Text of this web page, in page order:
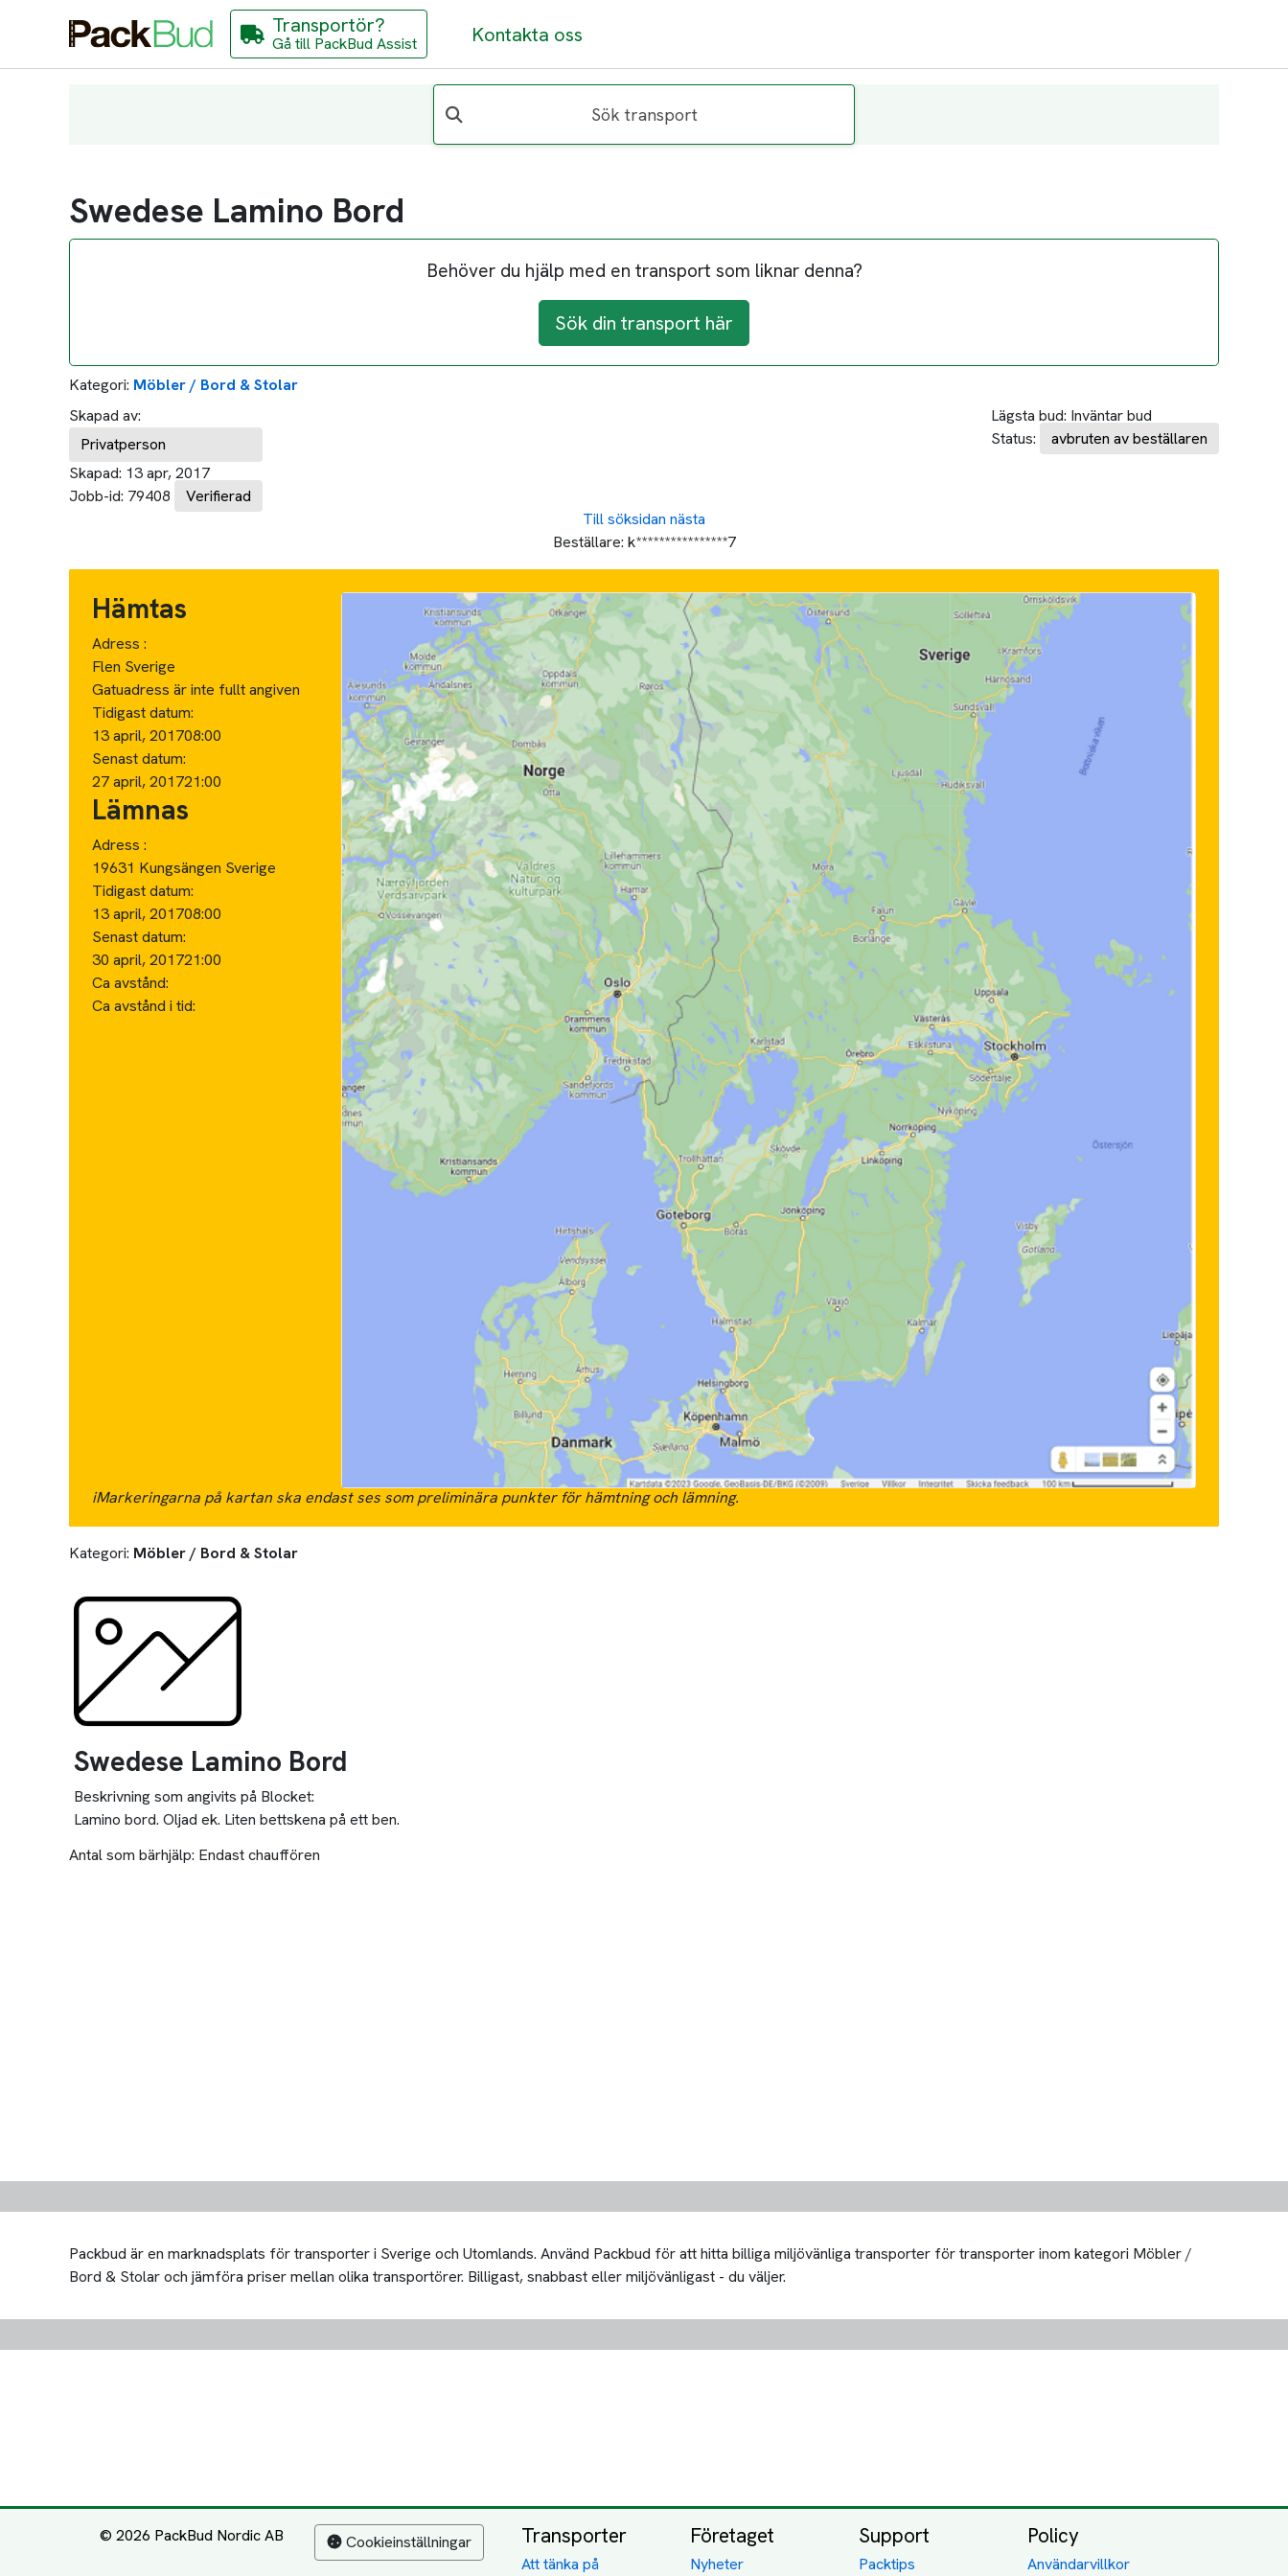
Transportör?
Gå till PackBud Assist Kontakta oss
Sök transport
Swedese Lamino Bord
Behöver du hjälp med en transport som liknar denna?
Sök din transport här
Kategori: Möbler / Bord & Stolar
Skapad av:
Privatperson
Skapad: 13 apr, 2017
Jobb-id: 79408 Verifierad
Lägsta bud: Inväntar bud
Status:
avbruten av beställaren
Till söksidan nästa
Beställare: k****************7
Hämtas
Adress :
Flen Sverige
Gatuadress är inte fullt angiven
Tidigast datum:
13 april, 201708:00
Senast datum:
27 april, 201721:00
Lämnas
Adress :
19631 Kungsängen Sverige
Tidigast datum:
13 april, 201708:00
Senast datum:
30 april, 201721:00
Ca avstånd:
Ca avstånd i tid:
iMarkeringarna på kartan ska endast ses som preliminära punkter för hämtning och lämning.
Kategori: Möbler / Bord & Stolar
Swedese Lamino Bord
Beskrivning som angivits på Blocket:
Lamino bord. Oljad ek. Liten bettskena på ett ben.
Antal som bärhjälp: Endast chauffören
Packbud är en marknadsplats för transporter i Sverige och Utomlands. Använd Packbud för att hitta billiga miljövänliga transporter för transporter inom kategori Möbler /
Bord & Stolar och jämföra priser mellan olika transportörer. Billigast, snabbast eller miljövänligast - du väljer.
© 2026 PackBud Nordic AB Cookieinställningar Transporter
Att tänka på
Företaget
Nyheter
Support
Packtips
Policy
Användarvillkor